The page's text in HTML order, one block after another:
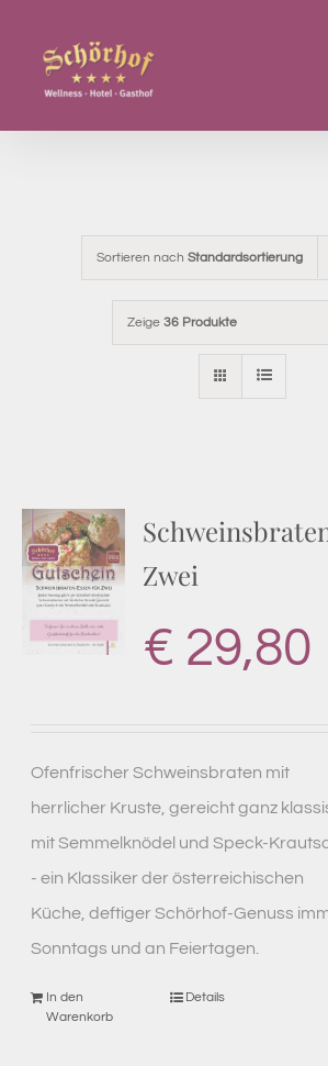
springen
Sortieren nach Standardsortierung
Zeige 36 Produkte
Zwei
€ 29,80
Ofenfrischer Schweinsbraten mit
herrlicher Kruste, gereicht ganz
mit Semmelknödel und Speck-
- ein Klassiker der österreichischen
Küche, deftiger Schörhof-Genuss
Sonntags und an Feiertagen.
In den
Warenkorb
Details